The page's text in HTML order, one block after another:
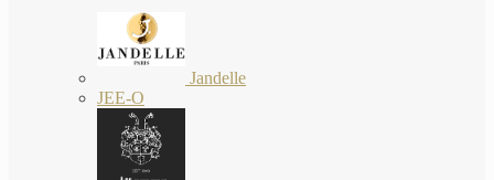
Jandelle
JEE-O